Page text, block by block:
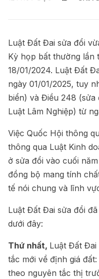
Luật Đất Đai sửa đổi
Kỳ họp bất thường lần
18/01/2024. Luật Đất
ngày 01/01/2025, tuy
biển) và Điều 248 (sửa
Luật Lâm Nghiệp) từ
Việc Quốc Hội thông
thông qua Luật Kinh
ở sửa đổi vào cuối
đồng bộ mang tính
tế nói chung và lĩnh
Luật Đất Đai sửa đổi
dưới đây:
Thứ nhất, Luật Đất Đai
tắc mới về định giá
theo nguyên tắc thị